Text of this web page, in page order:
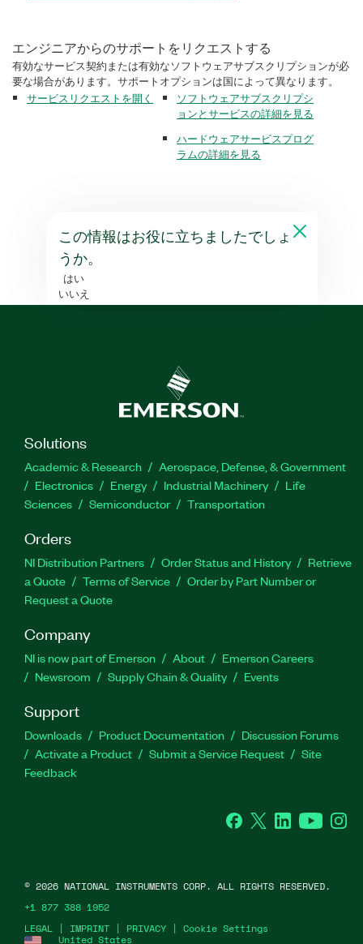
エンジニアからのサポートをリクエストする
有効なサービス契約または有効なソフトウェアサブスクリプションが必
要な場合があります。サポートオプションは国によって異なります。
サービスリクエストを開く
ソフトウェアサブスクリプシ
ョンとサービスの詳細を見る
ハードウェアサービスプログ
ラムの詳細を見る
この情報はお役に立ちましたでしょ
うか。
はい
いいえ
Solutions
Academic & Research
Aerospace, Defense, & Government
Electronics
Energy Industrial Machinery
Life
Sciences
Semiconductor Transportation
Orders
NI Distribution Partners Order Status and History
Retrieve
a Quote
Terms of Service
Order by Part Number or
Request a Quote
Company
NI is now part of Emerson About
Emerson Careers
Newsroom
Supply Chain & Quality Events
Support
Downloads Product Documentation
Discussion Forums
Activate a Product
Submit a Service Request
Site
Feedback
Facebook
Twitter LinkedInYouTube
United States
LEGAL | IMPRINT | PRIVACY | Cookie Settings
© 2026 NATIONAL INSTRUMENTS CORP. ALL RIGHTS RESERVED.
+1 877 388 1952